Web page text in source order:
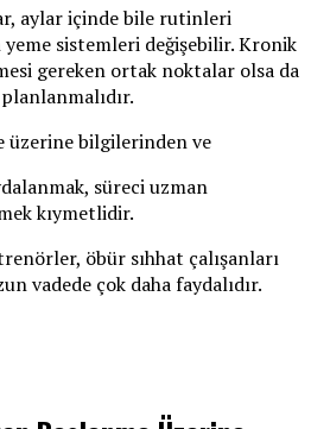
aylar içinde bile rutinleri
yeme sistemleri değişebilir. Kronik
gereken ortak noktalar olsa da
üzerine bilgilerinden ve
süreci uzman
kıymetlidir.
öbür sıhhat çalışanları
vadede çok daha faydalıdır.